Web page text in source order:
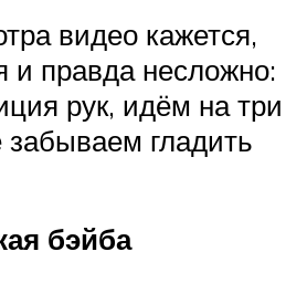
видео кажется,
и правда несложно:
рук, идём на три
забываем гладить
бэйба